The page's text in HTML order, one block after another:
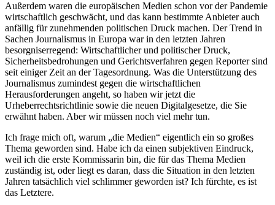
Außerdem waren die europäischen Medien schon vor der Pandemie
wirtschaftlich geschwächt, und das kann bestimmte Anbieter auch
anfällig für zunehmenden politischen Druck machen. Der Trend in
Sachen Journalismus in Europa war in den letzten Jahren
besorgniserregend: Wirtschaftlicher und politischer Druck,
Sicherheitsbedrohungen und Gerichtsverfahren gegen Reporter sind
seit einiger Zeit an der Tagesordnung. Was die Unterstützung des
Journalismus zumindest gegen die wirtschaftlichen
Herausforderungen angeht, so haben wir jetzt die
Urheberrechtsrichtlinie sowie die neuen Digitalgesetze, die Sie
erwähnt haben. Aber wir müssen noch viel mehr tun.
Ich frage mich oft, warum „die Medien“ eigentlich ein so großes
Thema geworden sind. Habe ich da einen subjektiven Eindruck,
weil ich die erste Kommissarin bin, die für das Thema Medien
zuständig ist, oder liegt es daran, dass die Situation in den letzten
Jahren tatsächlich viel schlimmer geworden ist? Ich fürchte, es ist
das Letztere.